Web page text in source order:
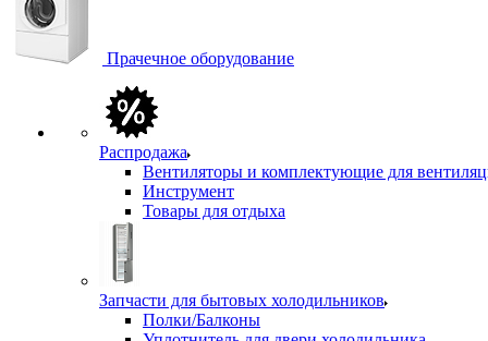
Прачечное оборудование
Распродажа
Вентиляторы и комплектующие для
Инструмент
Товары для отдыха
Запчасти для бытовых холодильников
Полки/Балконы